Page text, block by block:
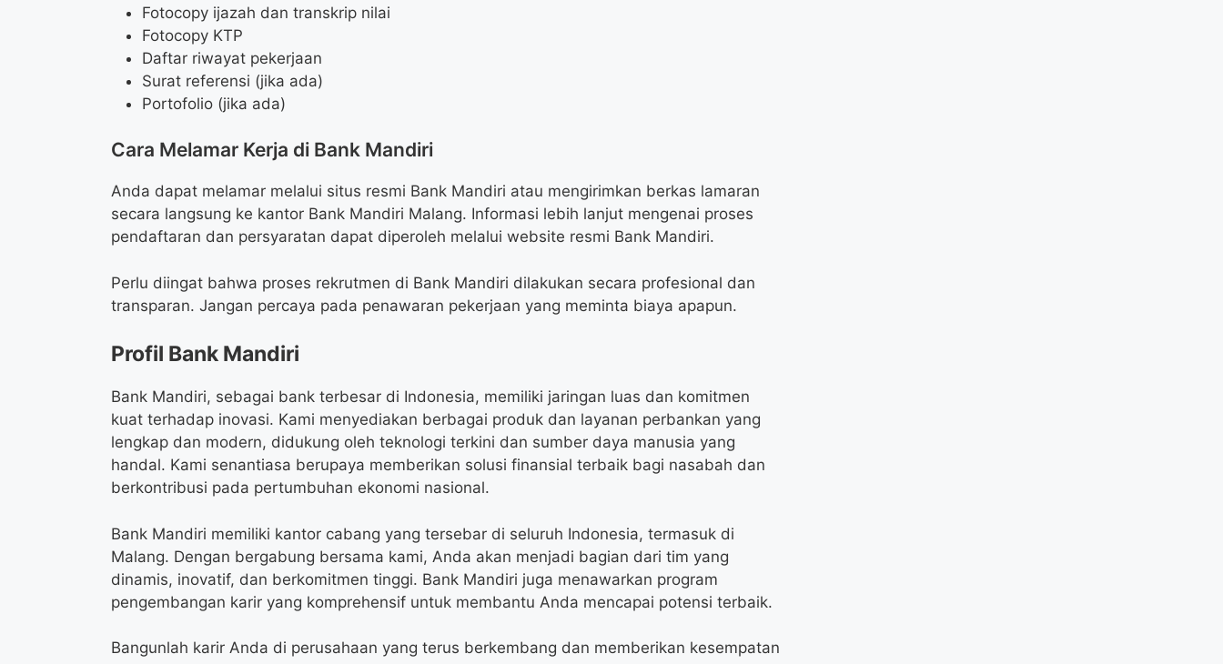
Fotocopy ijazah dan transkrip nilai
Fotocopy KTP
Daftar riwayat pekerjaan
Surat referensi (jika ada)
Portofolio (jika ada)
Cara Melamar Kerja di Bank Mandiri
Anda dapat melamar melalui situs resmi Bank Mandiri atau mengirimkan berkas lamaran
secara langsung ke kantor Bank Mandiri Malang. Informasi lebih lanjut mengenai proses
pendaftaran dan persyaratan dapat diperoleh melalui website resmi Bank Mandiri.
Perlu diingat bahwa proses rekrutmen di Bank Mandiri dilakukan secara profesional dan
transparan. Jangan percaya pada penawaran pekerjaan yang meminta biaya apapun.
Profil Bank Mandiri
Bank Mandiri, sebagai bank terbesar di Indonesia, memiliki jaringan luas dan komitmen
kuat terhadap inovasi. Kami menyediakan berbagai produk dan layanan perbankan yang
lengkap dan modern, didukung oleh teknologi terkini dan sumber daya manusia yang
handal. Kami senantiasa berupaya memberikan solusi finansial terbaik bagi nasabah dan
berkontribusi pada pertumbuhan ekonomi nasional.
Bank Mandiri memiliki kantor cabang yang tersebar di seluruh Indonesia, termasuk di
Malang. Dengan bergabung bersama kami, Anda akan menjadi bagian dari tim yang
dinamis, inovatif, dan berkomitmen tinggi. Bank Mandiri juga menawarkan program
pengembangan karir yang komprehensif untuk membantu Anda mencapai potensi terbaik.
Bangunlah karir Anda di perusahaan yang terus berkembang dan memberikan kesempatan